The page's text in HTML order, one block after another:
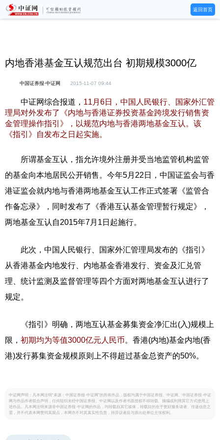
返回首页
内地香港基金互认规范出台 初期规模3000亿
中国证券报·中证网 2015-11-07 09:44
中证网综合报道， 11月6日，中国人民银行、国家外汇管
理局对外发布了《内地与香港证券投资基金跨境发行销售资
金管理操作指引》，以规范内地与香港两地基金互认。该
《指引》自发布之日起实施。
所谓基金互认，指允许境外注册并受当地监管机构监管
的基金向本地居民公开销售。今年5月22日，中国证监会与香
港证监会就内地与香港两地基金互认工作正式签署《监管合
作备忘录》，同时发布了《香港互认基金管理暂行规定》，
两地基金互认自2015年7月1日起施行。
此次，中国人民银行、国家外汇管理局发布的《指引》
从香港基金内地发行、内地基金香港发行、资金及汇兑管
理、统计监测及监督管理等四个方面对两地基金互认进行了
规定。
《指引》明确，两地互认基金募集资金净汇出(入)规模上
限， 初期均为等值3000亿元人民币。香港(内地)基金内地(香
港)发行募集资金规模原则上不得超过基金总资产的50%。
中证网声明：凡本网注明“来源：中国证券报·中证网”的所有作品，版权均属于中国证券报、中证网。中国证券报·中证
网与作品作者联合声明，任何组织未经中国证券报、中证网以及作者书面授权不得转载、摘编或利用其它方式使用上
述作品。凡本网注明来源非中国证券报·中证网的作品，均转载自其它媒体，转载目的在于更好服务读者、传递信息之
需，并不代表本网赞同其观点，本网亦不对其真实性负责，持异议者应与原出处单位主张权利。